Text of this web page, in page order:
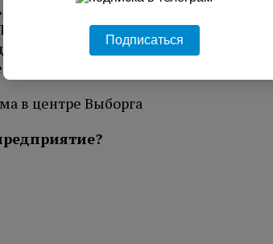
совместно с чисткой изделий мы
если клиент пришел к нам с
пуговица или поврежденная
?
Подписаться